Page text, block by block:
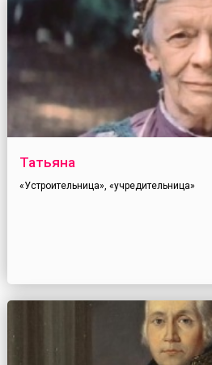
Татьяна
«Устроительница», «учредительница»